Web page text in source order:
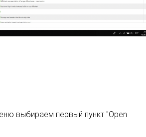
выбираем первый пункт "Open